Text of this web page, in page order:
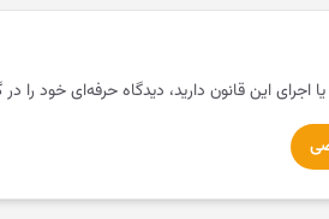
اجرای این قانون دارید، دیدگاه حرفه‌ای خود را